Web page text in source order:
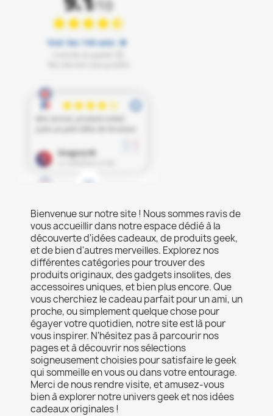
Bienvenue sur notre site ! Nous sommes ravis de
vous accueillir dans notre espace dédié à la
découverte d'idées cadeaux, de produits geek,
et de bien d'autres merveilles. Explorez nos
différentes catégories pour trouver des
produits originaux, des gadgets insolites, des
accessoires uniques, et bien plus encore. Que
vous cherchiez le cadeau parfait pour un ami, un
proche, ou simplement quelque chose pour
égayer votre quotidien, notre site est là pour
vous inspirer. N'hésitez pas à parcourir nos
pages et à découvrir nos sélections
soigneusement choisies pour satisfaire le geek
qui sommeille en vous ou dans votre entourage.
Merci de nous rendre visite, et amusez-vous
bien à explorer notre univers geek et nos idées
cadeaux originales !